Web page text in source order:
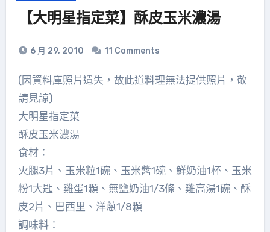
【大明星指定菜】酥皮玉米濃湯
6 月 29, 2010 11 Comments
(因資料庫照片遺失，故此道料理無法提供照片，敬
請見諒)
大明星指定菜
酥皮玉米濃湯
食材：
火腿3片、玉米粒1碗、玉米醬1碗、鮮奶油1杯、玉米
粉1大匙、雞蛋1顆、無鹽奶油1/3條、雞高湯1碗、酥
皮2片、巴西里、洋蔥1/8顆
調味料：